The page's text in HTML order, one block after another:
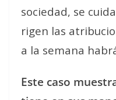
sociedad, se
rigen las
a la semana
Este caso